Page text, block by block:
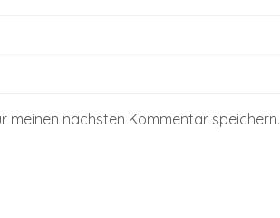
meinen nächsten Kommentar speichern.